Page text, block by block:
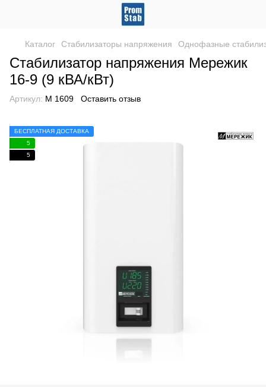
Каталог Стабилизаторы напряжения Однофазные
Стабилизатор напряжения Мережик
16-9 (9 кВА/кВт)
Артикул: М 1609 Оставить отзыв
БЕСПЛАТНАЯ ДОСТАВКА
5
5